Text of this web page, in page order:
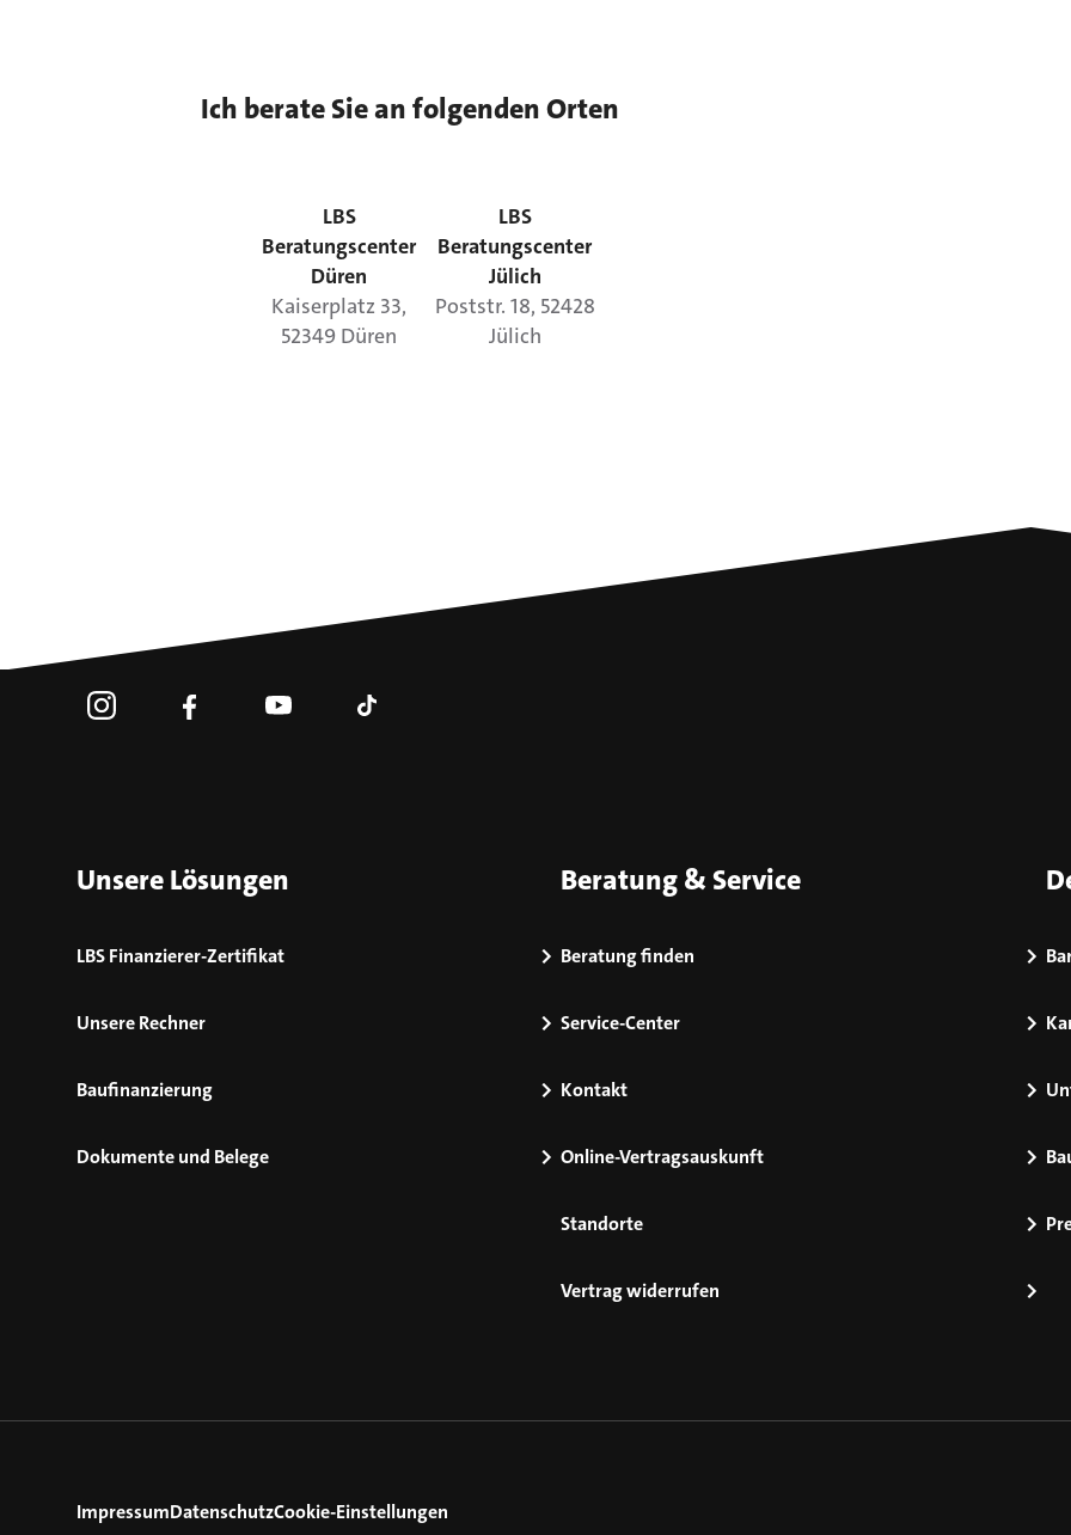
Ich berate Sie an folgenden Orten
LBS
Beratungscenter
Düren
Kaiserplatz 33,
52349 Düren
LBS
Beratungscenter
Jülich
Poststr. 18, 52428
Jülich
Unsere Lösungen
LBS Finanzierer-Zertifikat
Unsere Rechner
Baufinanzierung
Dokumente und Belege
Beratung & Service
Beratung finden
Service-Center
Kontakt
Online-Vertragsauskunft
Standorte
Vertrag widerrufen
ImpressumDatenschutzCookie-Einstellungen